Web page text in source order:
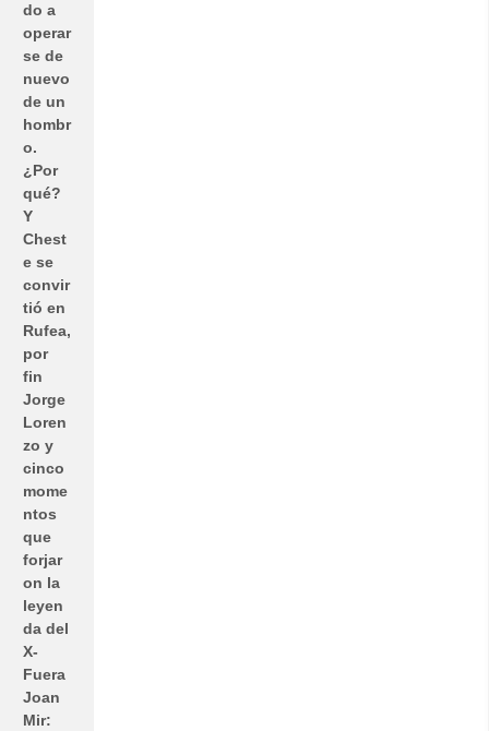
do a
operar
se de
nuevo
de un
hombr
o.
¿Por
qué?
Y
Chest
e se
convir
tió en
Rufea,
por
fin
Jorge
Loren
zo y
cinco
mome
ntos
que
forjar
on la
leyen
da del
X-
Fuera
Joan
Mir: